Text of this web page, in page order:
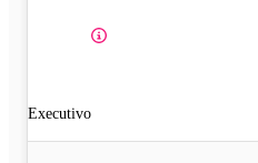
Executivo